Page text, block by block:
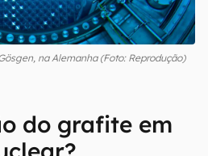
na Alemanha (Foto: Reprodução)
do grafite em